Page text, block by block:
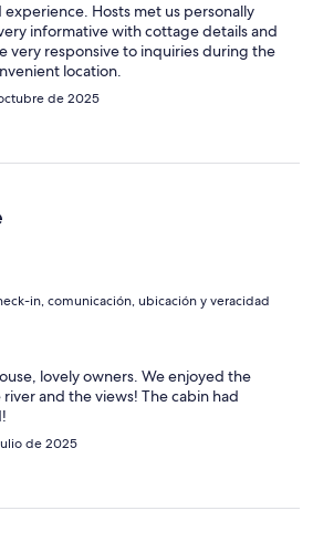
Hosts met us personally
informative with cottage details and
very responsive to inquiries during the
location.
de 2025
in, comunicación, ubicación y veracidad
lovely owners. We enjoyed the
and the views! The cabin had
de 2025